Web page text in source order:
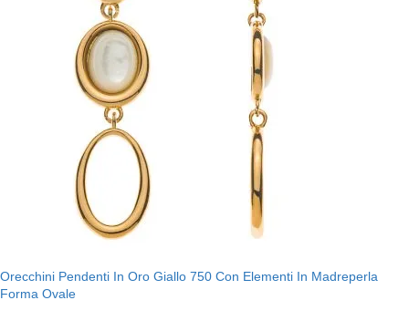
Orecchini Pendenti In Oro Giallo 750 Con Elementi In Madreperla
Forma Ovale